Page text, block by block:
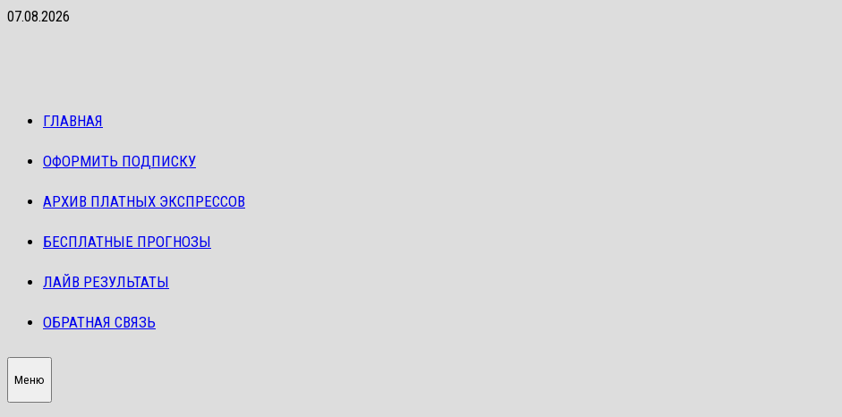
Перейти
07.08.2026
ГЛАВНАЯ
ОФОРМИТЬ ПОДПИСКУ
АРХИВ ПЛАТНЫХ ЭКСПРЕССОВ
БЕСПЛАТНЫЕ ПРОГНОЗЫ
ЛАЙВ РЕЗУЛЬТАТЫ
ОБРАТНАЯ СВЯЗЬ
Меню